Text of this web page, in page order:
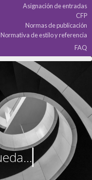
Asignación de entradas
CFP
Normas de publicación
Normativa de estilo y referencia
FAQ